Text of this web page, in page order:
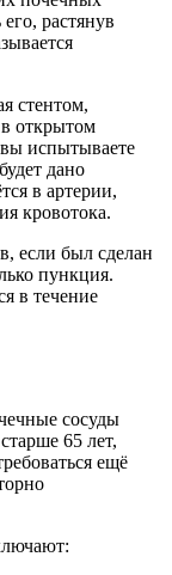
растянув
стентом,
в открытом
испытываете
дано
в артерии,
кровотока.
если был сделан
пункция.
в течение
сосуды
65 лет,
ещё